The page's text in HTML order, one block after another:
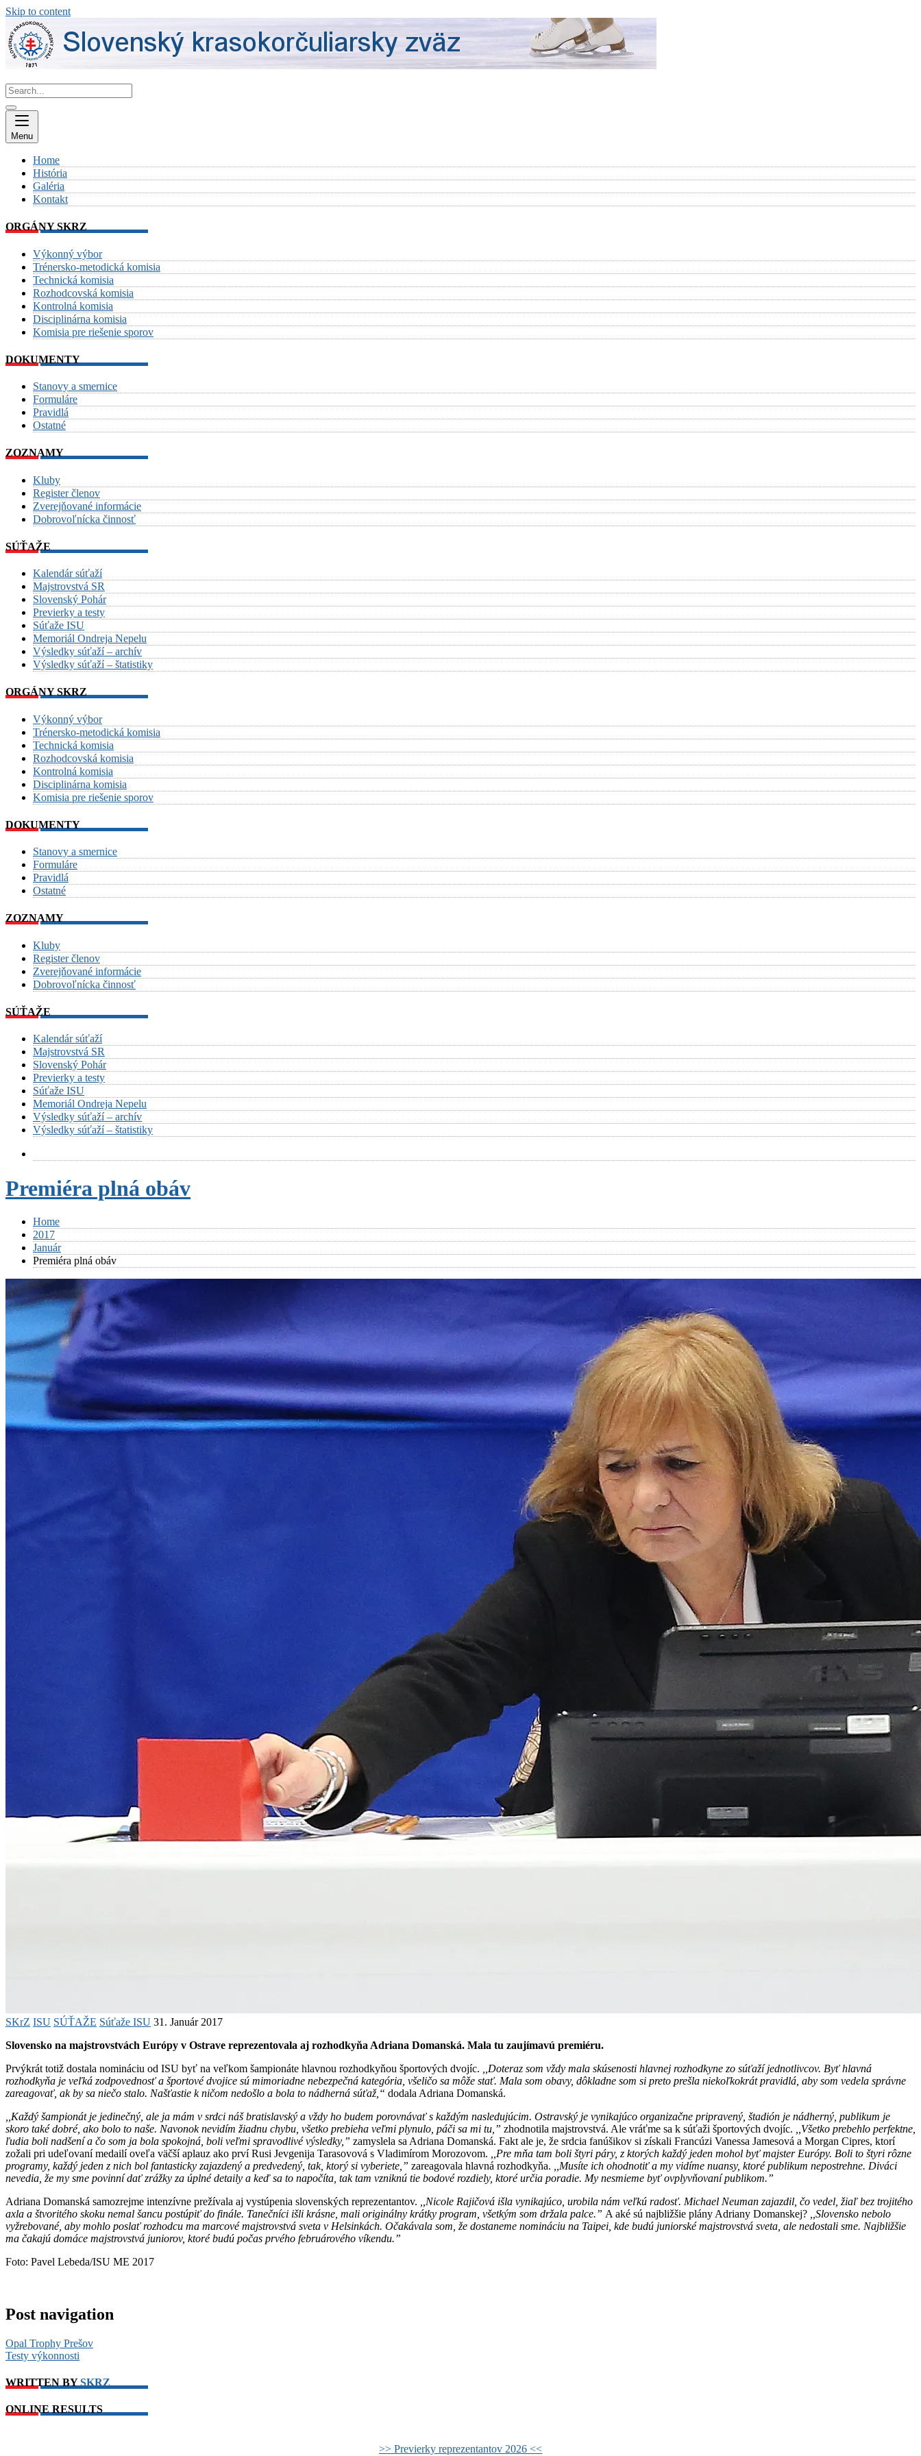
Skip to content
Menu
Home
História
Galéria
Kontakt
ORGÁNY SKRZ
Výkonný výbor
Trénersko-metodická komisia
Technická komisia
Rozhodcovská komisia
Kontrolná komisia
Disciplinárna komisia
Komisia pre riešenie sporov
DOKUMENTY
Stanovy a smernice
Formuláre
Pravidlá
Ostatné
ZOZNAMY
Kluby
Register členov
Zverejňované informácie
Dobrovoľnícka činnosť
SÚŤAŽE
Kalendár súťaží
Majstrovstvá SR
Slovenský Pohár
Previerky a testy
Súťaže ISU
Memoriál Ondreja Nepelu
Výsledky súťaží – archív
Výsledky súťaží – štatistiky
ORGÁNY SKRZ
Výkonný výbor
Trénersko-metodická komisia
Technická komisia
Rozhodcovská komisia
Kontrolná komisia
Disciplinárna komisia
Komisia pre riešenie sporov
DOKUMENTY
Stanovy a smernice
Formuláre
Pravidlá
Ostatné
ZOZNAMY
Kluby
Register členov
Zverejňované informácie
Dobrovoľnícka činnosť
SÚŤAŽE
Kalendár súťaží
Majstrovstvá SR
Slovenský Pohár
Previerky a testy
Súťaže ISU
Memoriál Ondreja Nepelu
Výsledky súťaží – archív
Výsledky súťaží – štatistiky
Premiéra plná obáv
Home
2017
Január
Premiéra plná obáv
SKrZ ISU SÚŤAŽE Súťaže ISU 31. Január 2017
Slovensko na majstrovstvách Európy v Ostrave reprezentovala aj rozhodkyňa Adriana Domanská. Mala tu zaujímavú premiéru.
Prvýkrát totiž dostala nomináciu od ISU byť na veľkom šampionáte hlavnou rozhodkyňou športových dvojíc. ,,Doteraz som vždy mala skúsenosti hlavnej rozhodkyne zo súťaží jednotlivcov. Byť hlavná
rozhodkyňa je veľká zodpovednosť a športové dvojice sú mimoriadne nebezpečná kategória, všeličo sa môže stať. Mala som obavy, dôkladne som si preto prešla niekoľkokrát pravidlá, aby som vedela správne
zareagovať, ak by sa niečo stalo. Našťastie k ničom nedošlo a bola to nádherná súťaž,“ dodala Adriana Domanská.
,,Každý šampionát je jedinečný, ale ja mám v srdci náš bratislavský a vždy ho budem porovnávať s každým nasledujúcim. Ostravský je vynikajúco organizačne pripravený, štadión je nádherný, publikum je
skoro také dobré, ako bolo to naše. Navonok nevidím žiadnu chybu, všetko prebieha veľmi plynulo, páči sa mi tu,” zhodnotila majstrovstvá. Ale vráťme sa k súťaži športových dvojíc.
,,Všetko prebehlo perfektne,
ľudia boli nadšení a čo som ja bola spokojná, boli veľmi spravodlivé výsledky,” zamyslela sa Adriana Domanská. Fakt ale je, že srdcia fanúšikov si získali Francúzi Vanessa Jamesová a Morgan Cipres, ktorí
zožali pri udeľovaní medailí oveľa väčší aplauz ako prví Rusi Jevgenija Tarasovová s Vladimírom Morozovom.
,,Pre mňa tam boli štyri páry, z ktorých každý jeden mohol byť majster Európy. Boli to štyri rôzne
programy, každý jeden z nich bol fantasticky zajazdený a predvedený, tak, ktorý si vyberiete,” zareagovala hlavná rozhodkyňa.
,,Musíte ich ohodnotiť a my vidíme nuansy, ktoré publikum nepostrehne. Diváci
nevedia, že my sme povinní dať zrážky za úplné detaily a keď sa to napočíta, tak tam vzniknú tie bodové rozdiely, ktoré určia poradie. My nesmieme byť ovplyvňovaní publikom.”
Adriana Domanská samozrejme intenzívne prežívala aj vystúpenia slovenských reprezentantov.
,,Nicole Rajičová išla vynikajúco, urobila nám veľkú radosť. Michael Neuman zajazdil, čo vedel, žiaľ bez trojitého
axla a štvoritého skoku nemal šancu postúpiť do finále. Tanečníci išli krásne, mali originálny krátky program, všetkým som držala palce.” A aké sú najbližšie plány Adriany Domanskej? ,,Slovensko nebolo
vyžrebované, aby mohlo poslať rozhodcu ma marcové majstrovstvá sveta v Helsinkách. Očakávala som, že dostaneme nomináciu na Taipei, kde budú juniorské majstrovstvá sveta, ale nedostali sme. Najbližšie
ma čakajú domáce majstrovstvá juniorov, ktoré budú počas prvého februárového víkendu.”
Foto: Pavel Lebeda/ISU ME 2017
Post navigation
Opal Trophy Prešov
Testy výkonnosti
WRITTEN BYSKRZ
ONLINE RESULTS
>> Previerky reprezentantov 2026 <<